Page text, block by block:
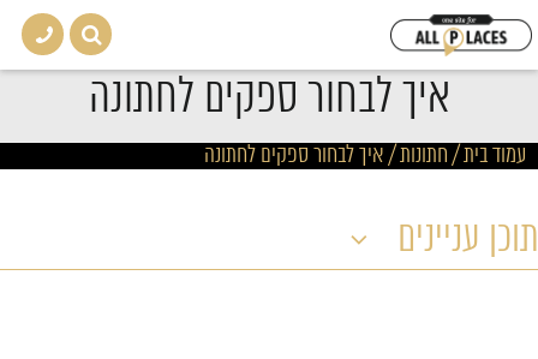
איך לבחור ספקים לחתונה
עמוד בית/חתונות/איך לבחור ספקים לחתונה
תוכן עניינים